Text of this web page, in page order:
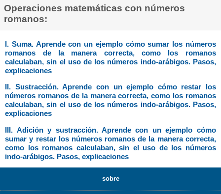
Operaciones matemáticas con números
romanos:
I. Suma. Aprende con un ejemplo cómo sumar los números
romanos de la manera correcta, como los romanos
calculaban, sin el uso de los números indo-arábigos. Pasos,
explicaciones
II. Sustracción. Aprende con un ejemplo cómo restar los
números romanos de la manera correcta, como los romanos
calculaban, sin el uso de los números indo-arábigos. Pasos,
explicaciones
III. Adición y sustracción. Aprende con un ejemplo cómo
sumar y restar los números romanos de la manera correcta,
como los romanos calculaban, sin el uso de los números
indo-arábigos. Pasos, explicaciones
sobre